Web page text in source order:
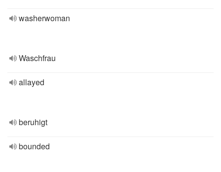
washerwoman
Waschfrau
allayed
beruhigt
bounded